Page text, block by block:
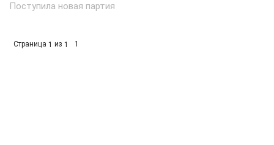
Поступила новая партия
Страница 1 из 1 1